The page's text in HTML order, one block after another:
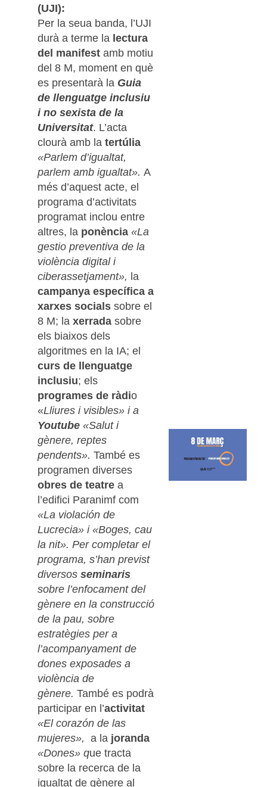
(UJI):
Per la seua banda, l’UJI
durà a terme la lectura
del manifest amb motiu
del 8 M, moment en què
es presentarà la Guia
de llenguatge inclusiu
i no sexista de la
Universitat. L’acta
clourà amb latertúlia
«Parlem d’igualtat,
parlem amb igualtat».A
més d’aquest acte, el
programa d’activitats
programat inclou entre
altres, la ponència «La
gestio preventiva de la
violència digital i
ciberassetjament», la
campanya específica a
xarxes socials sobre el
8 M; laxerrada sobre
els biaixos dels
algoritmes en la IA; el
curs de llenguatge
inclusiu; els
programes de ràdio
«Lliures i visibles» i a
Youtube «Salut i
gènere, reptes
pendents».També es
programen diverses
obres de teatre a
l’edifici Paranimf com
«La violación de
Lucrecia» i «Boges, cau
la nit». Per completar el
programa, s’han previst
diversosseminaris
sobre l’enfocament del
gènere en la construcció
de la pau, sobre
estratègies per a
l’acompanyament de
dones exposades a
violència de
gènere.També es podrà
participar en l’activitat
«El corazón de las
mujeres», a la joranda
«Dones» que tracta
sobre la recerca de la
igualtat de gènere al